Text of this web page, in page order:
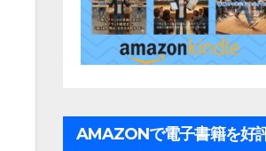
AMAZONで電子書籍を好